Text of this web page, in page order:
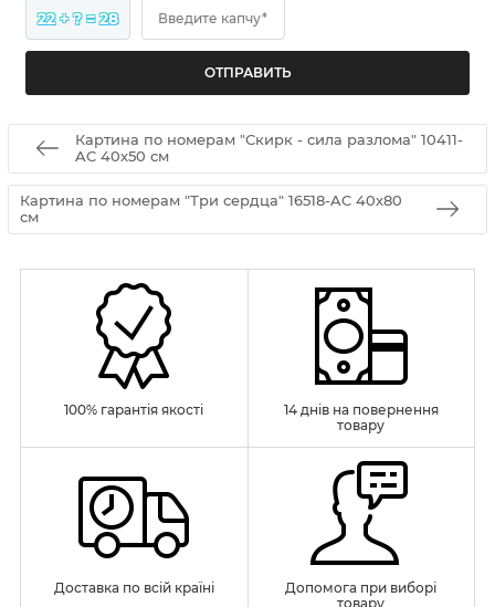
22 + ? = 28 Введите капчу*
Картина по номерам "Скирк - сила разлома" 10411-
AC 40х50 см
Картина по номерам "Три сердца" 16518-AC 40х80
см
100% гарантія якості
14 днів на повернення
товару
Доставка по всій країні
Допомога при виборі
товару